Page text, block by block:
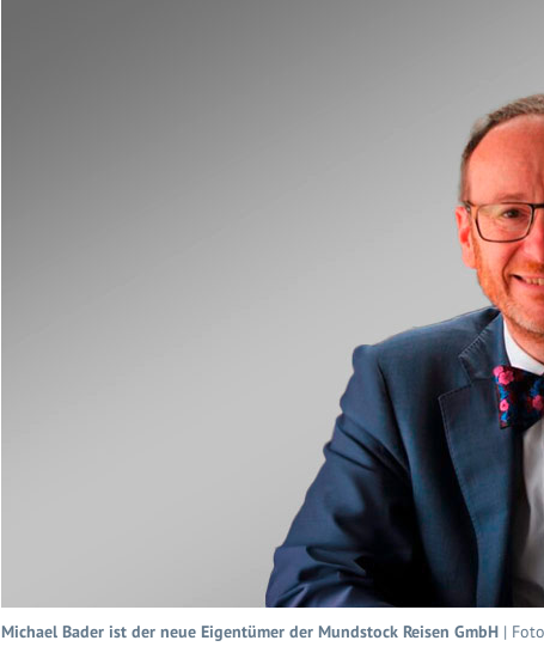
Michael Bader ist der neue Eigentümer der Mundstock Reisen GmbH |